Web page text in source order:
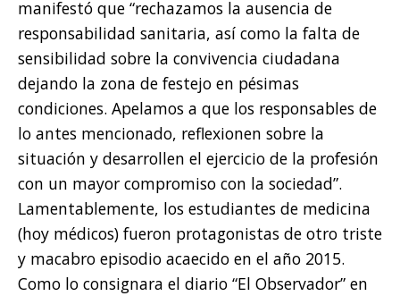
manifestó que “rechazamos la ausencia de
responsabilidad sanitaria, así como la falta de
sensibilidad sobre la convivencia ciudadana
dejando la zona de festejo en pésimas
condiciones. Apelamos a que los responsables de
lo antes mencionado, reflexionen sobre la
situación y desarrollen el ejercicio de la profesión
con un mayor compromiso con la sociedad”.
Lamentablemente, los estudiantes de medicina
(hoy médicos) fueron protagonistas de otro triste
y macabro episodio acaecido en el año 2015.
Como lo consignara el diario “El Observador” en